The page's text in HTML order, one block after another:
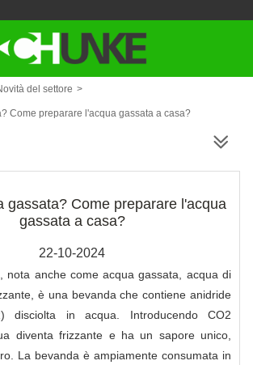
del settore >
Come preparare l'acqua gassata a casa?
gassata? Come preparare l'acqua
gassata a casa?
22-10-2024
, nota anche come acqua gassata, acqua di
è una bevanda che contiene anidride
disciolta in acqua. Introducendo CO2
diventa frizzante e ha un sapore unico,
La bevanda è ampiamente consumata in